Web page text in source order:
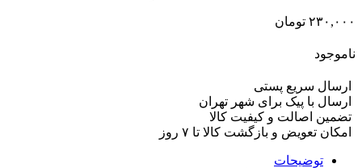
۲۳۰,۰۰۰ تومان
ناموجود
ارسال سریع پستی
ارسال با پیک برای شهر تهران
تضمین اصالت و کیفیت کالا
امکان تعویض و بازگشت کالا تا ۷ روز
توضیحات